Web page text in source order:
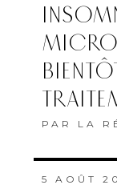
PAR LA
5 AOÛT